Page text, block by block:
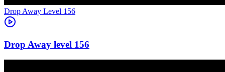
Level 156
156